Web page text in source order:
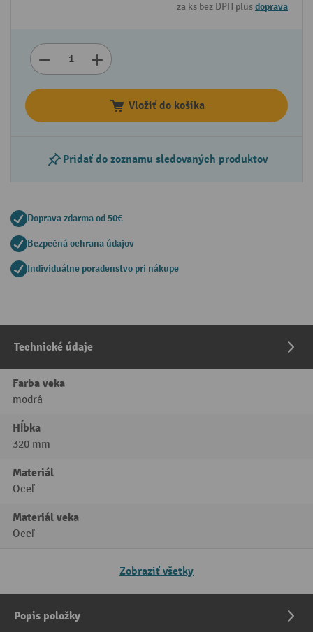
za ks bez DPH plusdoprava
Vložiť do košíka
Pridať do zoznamu sledovaných produktov
Doprava zdarma od 50€
Bezpečná ochrana údajov
Individuálne poradenstvo pri nákupe
Technické údaje
Farba veka
modrá
Hĺbka
320 mm
Materiál
Oceľ
Materiál veka
Oceľ
Zobraziť všetky
Popis položky